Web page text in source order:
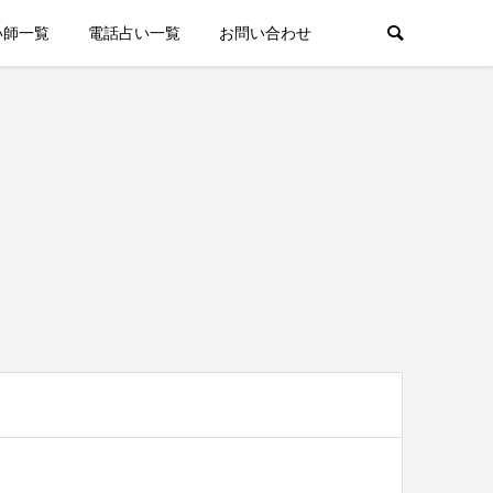
一覧 電話占い一覧 お問い合わせ